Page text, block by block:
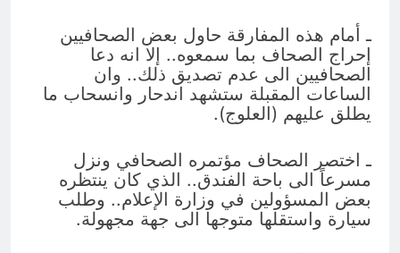
ـ أمام هذه المفارقة حاول بعض الصحافيين
إحراج الصحاف بما سمعوه.. إلا انه دعا
الصحافيين الى عدم تصديق ذلك.. وان
الساعات المقبلة ستشهد اندحار وانسحاب ما
يطلق عليهم (العلوج).
ـ اختصر الصحاف مؤتمره الصحافي ونزل
مسرعاً الى باحة الفندق.. الذي كان ينتظره
بعض المسؤولين في وزارة الإعلام.. وطلب
سيارة واستقلها متوجها الى جهة مجهولة.